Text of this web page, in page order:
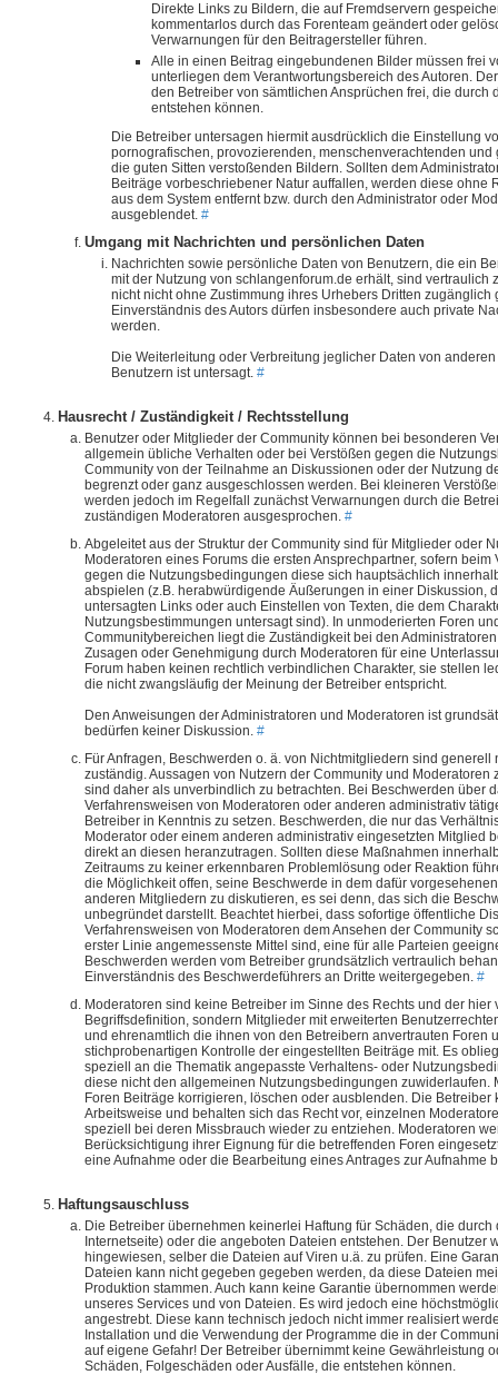
Direkte Links zu Bildern, die auf Fremdservern
kommentarlos durch das Forenteam geändert oder
Verwarnungen für den Beitragersteller führen.
Alle in einen Beitrag eingebundenen Bilder müssen frei
unterliegen dem Verantwortungsbereich des Autoren.
den Betreiber von sämtlichen Ansprüchen frei, die durch
entstehen können.
Die Betreiber untersagen hiermit ausdrücklich die Einstellung
pornografischen, provozierenden, menschenverachtenden
die guten Sitten verstoßenden Bildern. Sollten dem
Beiträge vorbeschriebener Natur auffallen, werden diese ohne
aus dem System entfernt bzw. durch den Administrator oder
ausgeblendet. #
Umgang mit Nachrichten und persönlichen Daten
Nachrichten sowie persönliche Daten von Benutzern, die ein
mit der Nutzung von schlangenforum.de erhält, sind vertraulich
nicht nicht ohne Zustimmung ihres Urhebers Dritten zugänglich
Einverständnis des Autors dürfen insbesondere auch private
werden.
Die Weiterleitung oder Verbreitung jeglicher Daten von
Benutzern ist untersagt. #
Hausrecht / Zuständigkeit / Rechtsstellung
Benutzer oder Mitglieder der Community können bei besonderen
allgemein übliche Verhalten oder bei Verstößen gegen die
Community von der Teilnahme an Diskussionen oder der Nutzung
begrenzt oder ganz ausgeschlossen werden. Bei kleineren
werden jedoch im Regelfall zunächst Verwarnungen durch die
zuständigen Moderatoren ausgesprochen. #
Abgeleitet aus der Struktur der Community sind für Mitglieder oder
Moderatoren eines Forums die ersten Ansprechpartner, sofern beim
gegen die Nutzungsbedingungen diese sich hauptsächlich
abspielen (z.B. herabwürdigende Äußerungen in einer Diskussion,
untersagten Links oder auch Einstellen von Texten, die dem
Nutzungsbestimmungen untersagt sind). In unmoderierten Foren
Communitybereichen liegt die Zuständigkeit bei den
Zusagen oder Genehmigung durch Moderatoren für eine
Forum haben keinen rechtlich verbindlichen Charakter, sie stellen
die nicht zwangsläufig der Meinung der Betreiber entspricht.
Den Anweisungen der Administratoren und Moderatoren ist
bedürfen keiner Diskussion. #
Für Anfragen, Beschwerden o. ä. von Nichtmitgliedern sind generell
zuständig. Aussagen von Nutzern der Community und Moderatoren
sind daher als unverbindlich zu betrachten. Bei Beschwerden über
Verfahrensweisen von Moderatoren oder anderen administrativ
Betreiber in Kenntnis zu setzen. Beschwerden, die nur das
Moderator oder einem anderen administrativ eingesetzten Mitglied
direkt an diesen heranzutragen. Sollten diese Maßnahmen
Zeitraums zu keiner erkennbaren Problemlösung oder Reaktion
die Möglichkeit offen, seine Beschwerde in dem dafür
anderen Mitgliedern zu diskutieren, es sei denn, das sich die
unbegründet darstellt. Beachtet hierbei, dass sofortige öffentliche
Verfahrensweisen von Moderatoren dem Ansehen der Community
erster Linie angemessenste Mittel sind, eine für alle Parteien
Beschwerden werden vom Betreiber grundsätzlich vertraulich
Einverständnis des Beschwerdeführers an Dritte weitergegeben. #
Moderatoren sind keine Betreiber im Sinne des Rechts und der hier
Begriffsdefinition, sondern Mitglieder mit erweiterten
und ehrenamtlich die ihnen von den Betreibern anvertrauten Foren
stichprobenartigen Kontrolle der eingestellten Beiträge mit. Es
speziell an die Thematik angepasste Verhaltens- oder
diese nicht den allgemeinen Nutzungsbedingungen zuwiderlaufen.
Foren Beiträge korrigieren, löschen oder ausblenden. Die
Arbeitsweise und behalten sich das Recht vor, einzelnen
speziell bei deren Missbrauch wieder zu entziehen. Moderatoren
Berücksichtigung ihrer Eignung für die betreffenden Foren
eine Aufnahme oder die Bearbeitung eines Antrages zur Aufnahme
Haftungsauschluss
Die Betreiber übernehmen keinerlei Haftung für Schäden, die durch
Internetseite) oder die angeboten Dateien entstehen. Der Benutzer
hingewiesen, selber die Dateien auf Viren u.ä. zu prüfen. Eine
Dateien kann nicht gegeben gegeben werden, da diese Dateien
Produktion stammen. Auch kann keine Garantie übernommen
unseres Services und von Dateien. Es wird jedoch eine
angestrebt. Diese kann technisch jedoch nicht immer realisiert
Installation und die Verwendung der Programme die in der
auf eigene Gefahr! Der Betreiber übernimmt keine Gewährleistung
Schäden, Folgeschäden oder Ausfälle, die entstehen können.